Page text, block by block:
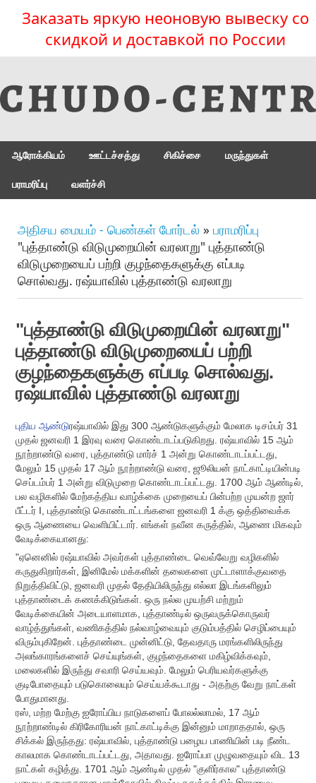
Заказать яркую неоновую вывеску со
скидкой и доставкой по России
ஆரோக்கியம் ஊட்டச்சத்து சிகிச்சை மருந்துகள்
பராமரிப்பு வளர்ச்சி
அதிசய மையம் - பெண்கள் போர்டல் » பராமரிப்பு
"புத்தாண்டு விடுமுறையின் வரலாறு" புத்தாண்டு
விடுமுறையைப் பற்றி குழந்தைகளுக்கு எப்படி
சொல்வது. ரஷ்யாவில் புத்தாண்டு வரலாறு
"புத்தாண்டு விடுமுறையின் வரலாறு"
புத்தாண்டு விடுமுறையைப் பற்றி
குழந்தைகளுக்கு எப்படி சொல்வது.
ரஷ்யாவில் புத்தாண்டு வரலாறு
புதிய ஆண்டுரஷ்யாவில் இது 300 ஆண்டுகளுக்கும் மேலாக டிசம்பர் 31
முதல் ஜனவரி 1 இரவு வரை கொண்டாடப்படுகிறது. ரஷ்யாவில் 15 ஆம்
நூற்றாண்டு வரை, புத்தாண்டு மார்ச் 1 அன்று கொண்டாடப்பட்டது,
மேலும் 15 முதல் 17 ஆம் நூற்றாண்டு வரை, ஜூலியன் நாட்காட்டியின்படி
செப்டம்பர் 1 அன்று விடுமுறை கொண்டாடப்பட்டது. 1700 ஆம் ஆண்டில்,
பல வழிகளில் மேற்கத்திய வாழ்க்கை முறையைப் பின்பற்ற முயன்ற ஜார்
பீட்டர் I, புத்தாண்டு கொண்டாட்டங்களை ஜனவரி 1 க்கு ஒத்திவைக்க
ஒரு ஆணையை வெளியிட்டார். எங்கள் நவீன கருத்தில், ஆணை மிகவும்
வேடிக்கையானது:
"ஏனெனில் ரஷ்யாவில் அவர்கள் புத்தாண்டை வெவ்வேறு வழிகளில்
கருதுகிறார்கள், இனிமேல் மக்களின் தலைகளை முட்டாளாக்குவதை
நிறுத்திவிட்டு, ஜனவரி முதல் தேதியிலிருந்து எல்லா இடங்களிலும்
புத்தாண்டைக் கணக்கிடுங்கள். ஒரு நல்ல முயற்சி மற்றும்
வேடிக்கையின் அடையாளமாக, புத்தாண்டில் ஒருவருக்கொருவர்
வாழ்த்துங்கள், வணிகத்தில் நல்வாழ்வையும் குடும்பத்தில் செழிப்பையும்
விரும்புகிறேன். புத்தாண்டை முன்னிட்டு, தேவதாரு மரங்களிலிருந்து
அலங்காரங்களைச் செய்யுங்கள், குழந்தைகளை மகிழ்விக்கவும்,
மலைகளில் இருந்து சவாரி செய்யவும். மேலும் பெரியவர்களுக்கு
குடிபோதையும் படுகொலையும் செய்யக்கூடாது - அதற்கு வேறு நாட்கள்
போதுமானது.
ரஸ், மற்ற மேற்கு ஐரோப்பிய நாடுகளைப் போலல்லாமல், 17 ஆம்
நூற்றாண்டில் கிரிகோரியன் நாட்காட்டிக்கு இன்னும் மாறாததால், ஒரு
சிக்கல் இருந்தது: ரஷ்யாவில், புத்தாண்டு பழைய பாணியின் படி நீண்ட
காலமாக கொண்டாடப்பட்டது, அதாவது. ஐரோப்பா முழுவதையும் விட 13
நாட்கள் கழித்து. 1701 ஆம் ஆண்டில் முதல் "குளிர்கால" புத்தாண்டு